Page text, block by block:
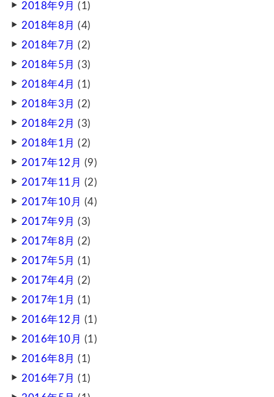
2018年9月 (1)
2018年8月 (4)
2018年7月 (2)
2018年5月 (3)
2018年4月 (1)
2018年3月 (2)
2018年2月 (3)
2018年1月 (2)
2017年12月 (9)
2017年11月 (2)
2017年10月 (4)
2017年9月 (3)
2017年8月 (2)
2017年5月 (1)
2017年4月 (2)
2017年1月 (1)
2016年12月 (1)
2016年10月 (1)
2016年8月 (1)
2016年7月 (1)